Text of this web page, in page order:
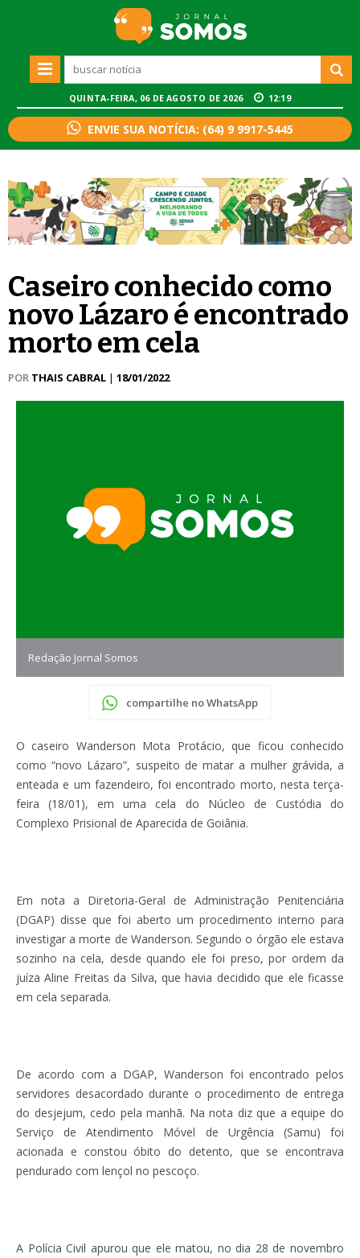
QUINTA-FEIRA, 06 DE AGOSTO DE 2026 12:19
ENVIE SUA NOTÍCIA: (64) 9 9917-5445
Caseiro conhecido como
novo Lázaro é encontrado
morto em cela
POR THAIS CABRAL | 18/01/2022
Redação Jornal Somos
compartilhe no WhatsApp
O caseiro Wanderson Mota Protácio, que ficou conhecido
como “novo Lázaro”, suspeito de matar a mulher grávida, a
enteada e um fazendeiro, foi encontrado morto, nesta terça-
feira (18/01), em uma cela do Núcleo de Custódia do
Complexo Prisional de Aparecida de Goiânia.
Em nota a Diretoria-Geral de Administração Penitenciária
(DGAP) disse que foi aberto um procedimento interno para
investigar a morte de Wanderson. Segundo o órgão ele estava
sozinho na cela, desde quando ele foi preso, por ordem da
juíza Aline Freitas da Silva, que havia decidido que ele ficasse
em cela separada.
De acordo com a DGAP, Wanderson foi encontrado pelos
servidores desacordado durante o procedimento de entrega
do desjejum, cedo pela manhã. Na nota diz que a equipe do
Serviço de Atendimento Móvel de Urgência (Samu) foi
acionada e constou óbito do detento, que se encontrava
pendurado com lençol no pescoço.
A Polícia Civil apurou que ele matou, no dia 28 de novembro